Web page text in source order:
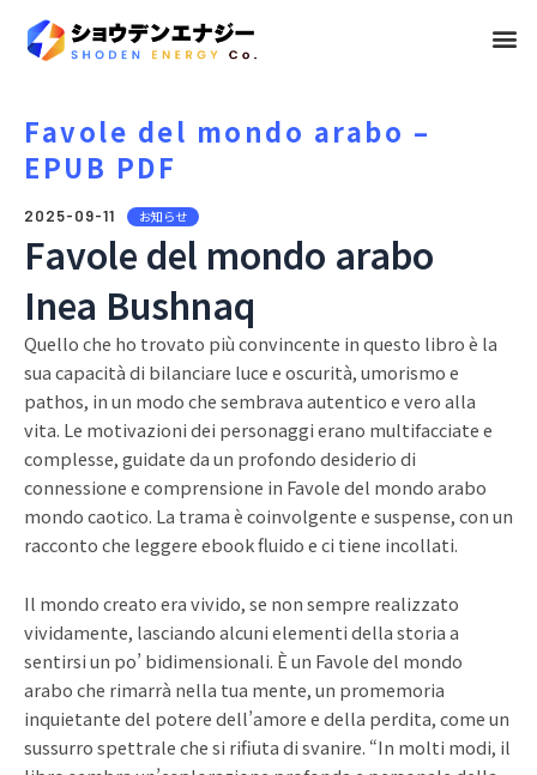
メ
Favole del mondo arabo –
EPUB PDF
2025-09-11 お知らせ
Favole del mondo arabo
Inea Bushnaq
Quello che ho trovato più convincente in questo libro è la
sua capacità di bilanciare luce e oscurità, umorismo e
pathos, in un modo che sembrava autentico e vero alla
vita. Le motivazioni dei personaggi erano multifacciate e
complesse, guidate da un profondo desiderio di
connessione e comprensione in Favole del mondo arabo
mondo caotico. La trama è coinvolgente e suspense, con un
racconto che leggere ebook fluido e ci tiene incollati.
Il mondo creato era vivido, se non sempre realizzato
vividamente, lasciando alcuni elementi della storia a
sentirsi un po’ bidimensionali. È un Favole del mondo
arabo che rimarrà nella tua mente, un promemoria
inquietante del potere dell’amore e della perdita, come un
sussurro spettrale che si rifiuta di svanire. “In molti modi, il